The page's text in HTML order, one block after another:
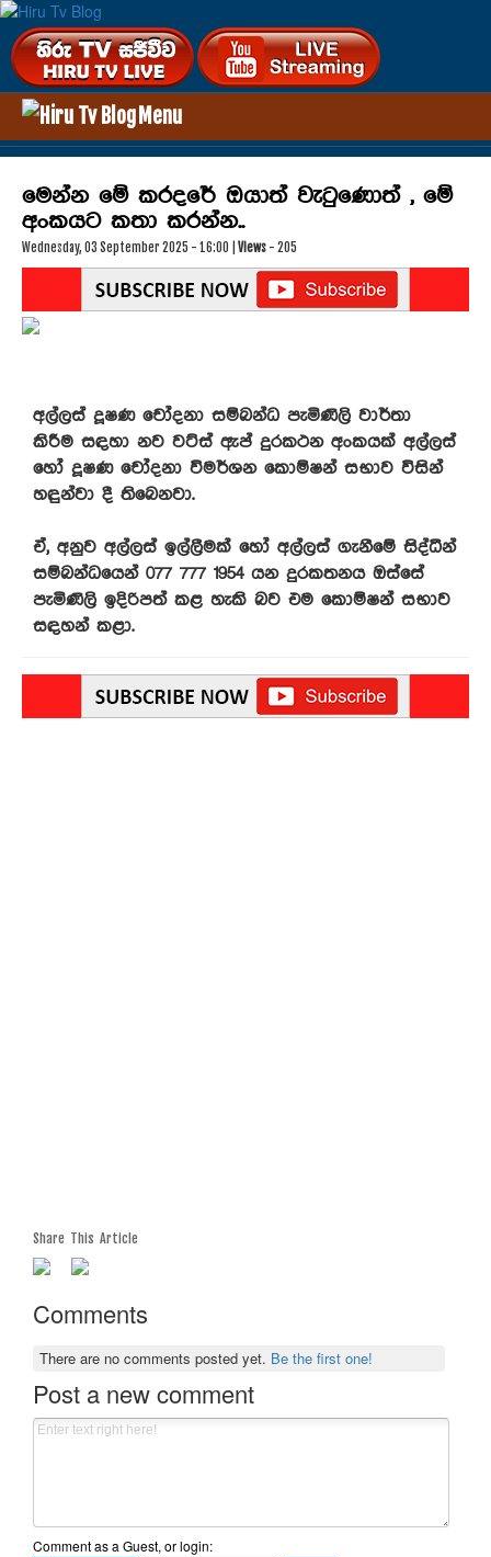
Menu
HOME
ENTERTAINMENT
HEALTH
TECHNOLOGY
VIDEOS
UP COMING MOVIES
OTHER
HIRU TV
මෙන්න මේ කරදරේ ඔයාත් වැටුණොත් , මේ
අංකයට කතා කරන්න..
Wednesday, 03 September 2025 - 16:00 | Views - 205
අල්ලස් දූෂණ චෝදනා සම්බන්ධ පැමිණිලි වාර්තා
කිරීම සඳහා නව වට්ස් ඇප් දුරකථන අංකයක් අල්ලස්
හෝ දූෂණ චෝදනා විමර්ශන කොම්ෂන් සභාව විසින්
හඳුන්වා දී තිබෙනවා.
ඒ, අනුව අල්ලස් ඉල්ලීමක් හෝ අල්ලස් ගැනීමේ සිද්ධීන්
සම්බන්ධයෙන් 077 777 1954 යන දුරකතනය ඔස්සේ
පැමිණිලි ඉදිරිපත් කළ හැකි බව එම කොම්ෂන් සභාව
සඳහන් කළා.
Share This Article
Comments
There are no comments posted yet. Be the first one!
Post a new comment
Comment as a Guest, or login: